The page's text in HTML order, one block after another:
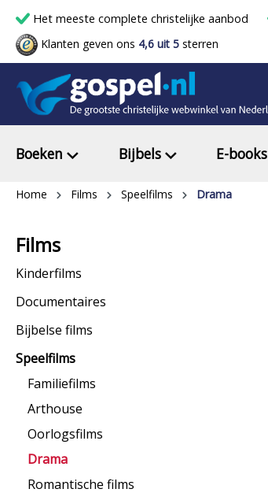
Het meeste complete christelijke aanbod
Klanten geven ons 4,6 uit 5 sterren
Boeken Bijbels E-books
Home Films Speelfilms Drama
Films
Kinderfilms
Documentaires
Bijbelse films
Speelfilms
Familiefilms
Arthouse
Oorlogsfilms
Drama
Romantische films